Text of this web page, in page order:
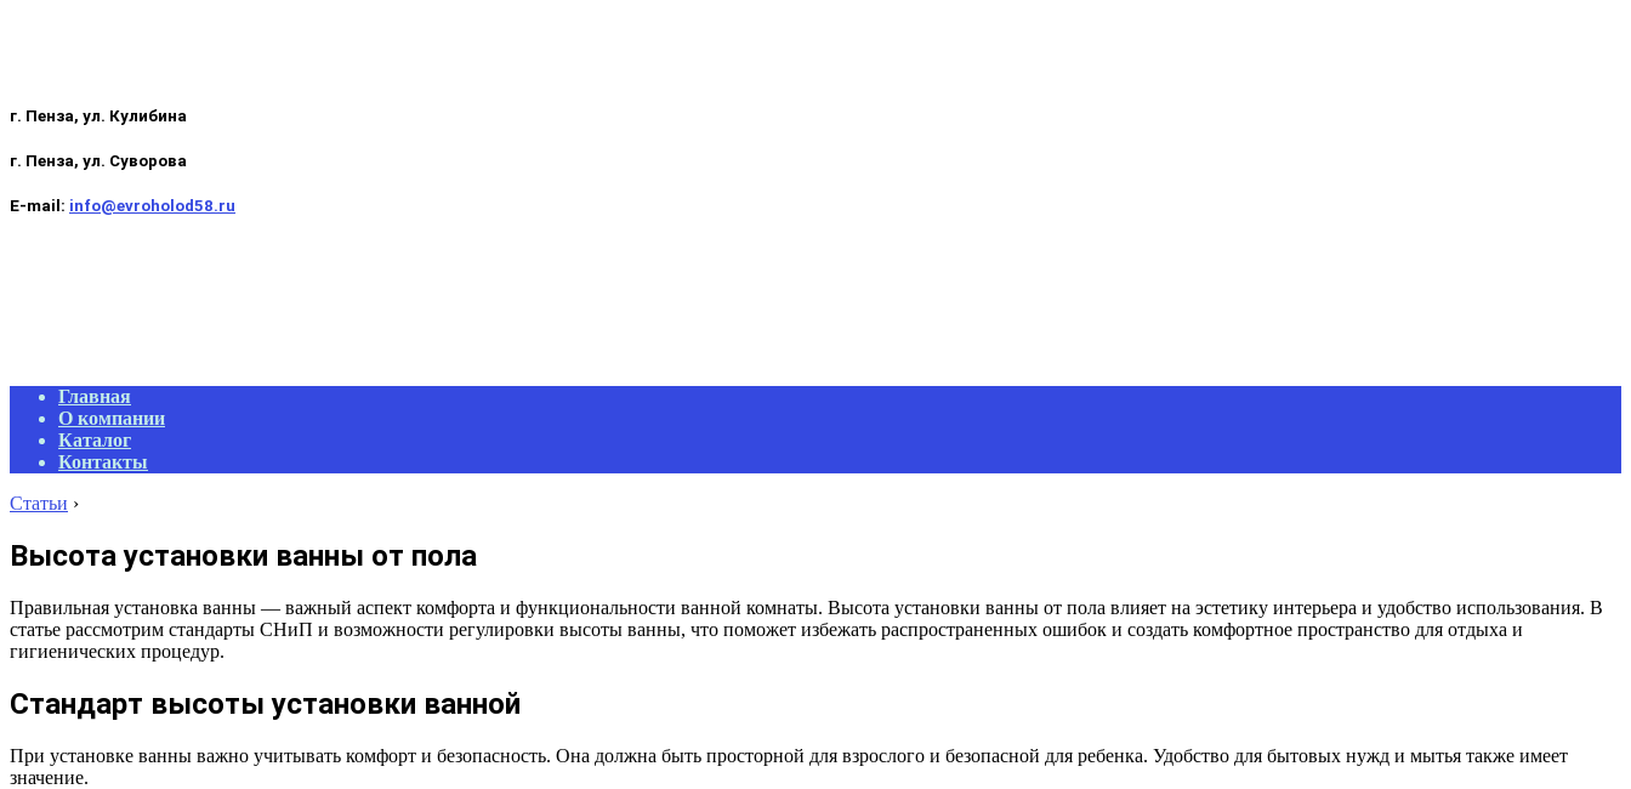
г. Пенза, ул. Кулибина
г. Пенза, ул. Суворова
E-mail: info@evroholod58.ru
Primary
Navigation
Menu
Главная
О компании
Каталог
Контакты
Статьи ›
Высота установки ванны от пола
Правильная установка ванны — важный аспект комфорта и функциональности ванной комнаты. Высота установки ванны от пола влияет на эстетику интерьера и удобство использования. В
статье рассмотрим стандарты СНиП и возможности регулировки высоты ванны, что поможет избежать распространенных ошибок и создать комфортное пространство для отдыха и
гигиенических процедур.
Стандарт высоты установки ванной
При установке ванны важно учитывать комфорт и безопасность. Она должна быть просторной для взрослого и безопасной для ребенка. Удобство для бытовых нужд и мытья также имеет
значение.